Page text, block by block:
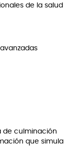
de la salud
de culminación
que simula